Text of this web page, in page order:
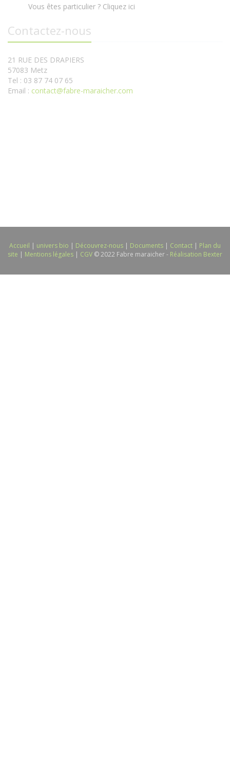
Vous êtes particulier ? Cliquez ici
Contactez-nous
21 RUE DES DRAPIERS
57083 Metz
Tel : 03 87 74 07 65
Email : contact@fabre-maraicher.com
Accueil | univers bio | Découvrez-nous | Documents | Contact | Plan du
site | Mentions légales | CGV © 2022 Fabre maraicher - Réalisation Bexter